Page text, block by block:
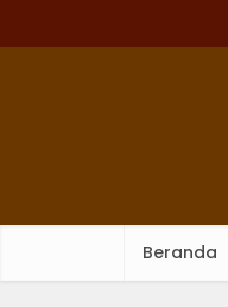
Beranda